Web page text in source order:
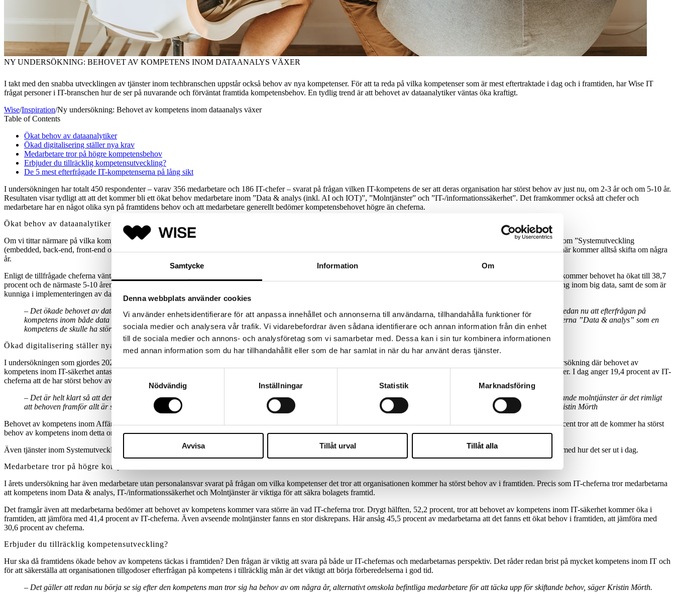
Samtycke Information Om
Denna webbplats använder cookies
Vi använder enhetsidentifierare för att anpassa innehållet och annonserna till användarna, tillhandahålla funktioner för
sociala medier och analysera vår trafik. Vi vidarebefordrar även sådana identifierare och annan information från din enhet
till de sociala medier och annons- och analysföretag som vi samarbetar med. Dessa kan i sin tur kombinera informationen
med annan information som du har tillhandahållit eller som de har samlat in när du har använt deras tjänster.
Samtyckesval
Nödvändig
Inställningar Statistik Marknadsföring
Avvisa Tillåt urval Tillåt alla
NY UNDERSÖKNING: BEHOVET AV KOMPETENS INOM DATAANALYS VÄXER
I takt med den snabba utvecklingen av tjänster inom techbranschen uppstår också behov av nya kompetenser. För att ta reda på vilka kompetenser som är mest eftertraktade i dag och i framtiden, har Wise IT
frågat personer i IT-branschen hur de ser på nuvarande och förväntat framtida kompetensbehov. En tydlig trend är att behovet av dataanalytiker väntas öka kraftigt.
Wise/Inspiration/Ny undersökning: Behovet av kompetens inom dataanalys växer
Table of Contents
Ökat behov av dataanalytiker
Ökad digitalisering ställer nya krav
Medarbetare tror på högre kompetensbehov
Erbjuder du tillräcklig kompetensutveckling?
De 5 mest efterfrågade IT-kompetenserna på lång sikt
I undersökningen har totalt 450 respondenter – varav 356 medarbetare och 186 IT-chefer – svarat på frågan vilken IT-kompetens de ser att deras organisation har störst behov av just nu, om 2-3 år och om 5-10 år.
Resultaten visar tydligt att att det kommer bli ett ökat behov medarbetare inom ”Data & analys (inkl. AI och IOT)”, ”Molntjänster” och ”IT-/informationssäkerhet”. Det framkommer också att chefer och
medarbetare har en något olika syn på framtidens behov och att medarbetare generellt bedömer kompetensbehovet högre än cheferna.
Ökat behov av dataanalytiker
Om vi tittar närmare på vilka kompetenser som
IT-chefernahar störst behov av i dag framkommer att de är kompetens inom ”
” följt av kompetens inom ”Systemutveckling
(embedded, back-end, front-end och fullstack)”, ”Data & Analys (ink. AI och IOT)”, ”
”. Men det här kommer alltså skifta om några
år.
Enligt de tillfrågade cheferna väntas en rejäl behovsökning av personer som kan analysera data. I dag har 23,7 procent av cheferna störst behov av denna kompetens. Om 2-3 år kommer behovet ha ökat till 38,7
procent och de närmaste 5-10 åren kommer behovet vara så mycket som 45,2 procent. Kompetenser inom detta område inkluderar datavetare och dataanalytiker med specialisering inom big data, samt de som är
kunniga i implementeringen av datadrivna strategier, som experter inom AI och IoT.
– Det ökade behovet av dataanalytiker (Data Analyst) är högst förståelig med tanke på den växande mängden data som organisationer hanterar i dag. På Wise IT ser vi redan nu att efterfrågan på
kompetens inom både data och analys ökar. Resultaten stämmer också med en liknande undersökning vi gjorde år 2021. Redan då angav över 37 procent av IT-specialisterna ”Data & analys” som en
kompetens de skulle ha störst behov av om 5-10 år, säger Kristin Mörth på Wise IT.
Ökad digitalisering ställer nya krav
I undersökningen som gjordes 2021 framkom också att IT-specialisterna såg ett ökat behov av kompetenser inom IT-säkerhet och molntjänster. Detta bekräftas också i årets undersökning där behovet av
kompetens inom IT-säkerhet antas öka från dagens 32,8 procent till 34,9 procent om 2-3 år, samt till 41,4 procent om 5-10 år. Även behovet av kompetens inom molntjänster växer. I dag anger 19,4 procent av IT-
cheferna att de har störst behov av kompetens inom molntjänster, men 30,6 procent tror att de kommer ha störst behov av denna kompetens om 10 år.
– Det är helt klart så att den ökade digitaliseringen ställer stora krav på bättre IT-säkerhet och det finns ingen anledning att tro att den utvecklingen skulle stanna av. Gällande molntjänster är det rimligt
att behoven framför allt är stora under de närmsta åren då många organisationer väntas arbeta med att migrera till molnet och att behoven därefter stabiliseras, säger Kristin Mörth
Behovet av kompetens inom Affärs- eller verksamhetsutveckling kommer också öka en hel del. I dag har 17,2 procent av IT-cheferna störst behov av dessa tjänster men 29,6 procent tror att de kommer ha störst
behov av kompetens inom detta område om 5-10 år.
Även tjänster inom Systemutveckling kommer vara fortsatt efterfrågade på lång sikt även om IT-cheferna ser en något minskad efterfrågan av tjänster inom detta område jämfört med hur det ser ut i dag.
Medarbetare tror på högre kompetensbehov
I årets undersökning har även medarbetare utan personalansvar svarat på frågan om vilka kompetenser det tror att organisationen kommer ha störst behov av i framtiden. Precis som IT-cheferna tror medarbetarna
att kompetens inom Data & analys, IT-/informationssäkerhet och Molntjänster är viktiga för att säkra bolagets framtid.
Det framgår även att medarbetarna bedömer att behovet av kompetens kommer vara större än vad IT-cheferna tror. Drygt hälften, 52,2 procent, tror att behovet av kompetens inom IT-säkerhet kommer öka i
framtiden, att jämföra med 41,4 procent av IT-cheferna. Även avseende molntjänster fanns en stor diskrepans. Här ansåg 45,5 procent av medarbetarna att det fanns ett ökat behov i framtiden, att jämföra med
30,6 procent av cheferna.
Erbjuder du tillräcklig kompetensutveckling?
Hur ska då framtidens ökade behov av kompetens täckas i framtiden? Den frågan är viktig att svara på både ur IT-chefernas och medarbetarnas perspektiv. Det råder redan brist på mycket kompetens inom IT och
för att säkerställa att organisationen tillgodoser efterfrågan på kompetens i tillräcklig mån är det viktigt att börja förberedelserna i god tid.
– Det gäller att redan nu börja se sig efter den kompetens man tror sig ha behov av om några år, alternativt omskola befintliga medarbetare för att täcka upp för skiftande behov, säger Kristin Mörth.